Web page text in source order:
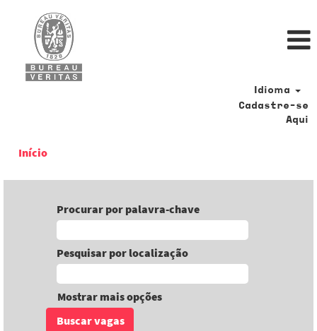
Idioma
Cadastre-se
Aqui
Início
Procurar por palavra-chave
Pesquisar por localização
Mostrar mais opções